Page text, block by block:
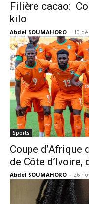
Filière cacao:
kilo
Abdel SOUMAHORO - 10
Sports
Coupe d’Afrique
de Côte d’Ivoire,
Abdel SOUMAHORO - 26